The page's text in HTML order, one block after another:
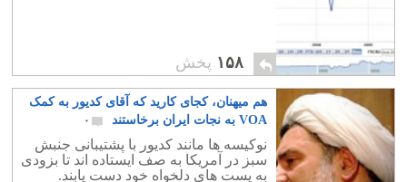
۱۵۸ پخش
هم میهنان، کجای کارید که آقای کدیور به کمک
VOA به نجات ایران برخاستند
۰
نوکیسه ها مانند کدیور با پشتیبانی جنبش
سبز در آمریکا به صف ایستاده اند تا بزودی
به پست های دلخواه خود دست یابند.